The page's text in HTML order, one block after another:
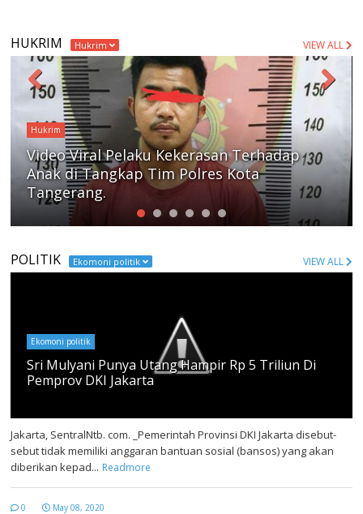
HUKRIM Hukrim VIEW ALL
Hukrim
4 Tahun Buron, Pelaku Curanmor
Ditangkap Polres Lombok Tengah
POLITIK Ekomoni politik VIEW ALL
Ekomoni politik
Sri Mulyani Punya Utang Hampir Rp 5 Triliun Di
Pemprov DKI Jakarta
Jakarta, SentralNtb. com. _Pemerintah Provinsi DKI Jakarta disebut-
sebut tidak memiliki anggaran bantuan sosial (bansos) yang akan
diberikan kepad... Readmore
0 May 08, 2020